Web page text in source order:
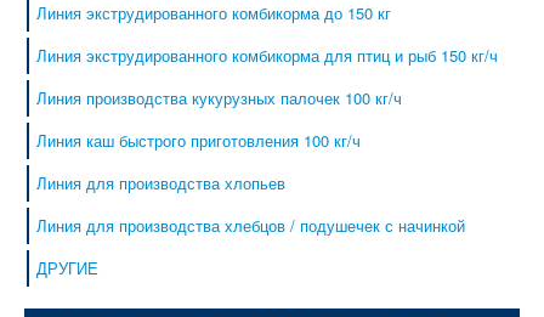
Линия экструдированного комбикорма до 150 кг
Линия экструдированного комбикорма для птиц и рыб 150 кг/ч
Линия производства кукурузных палочек 100 кг/ч
Линия каш быстрого приготовления 100 кг/ч
Линия для производства хлопьев
Линия для производства хлебцов / подушечек с начинкой
ДРУГИЕ